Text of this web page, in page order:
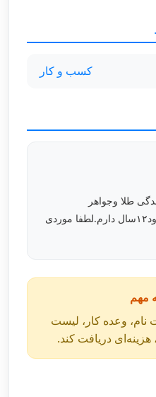
کسب و کار
طلا وجواهر
هستم،وسابقه فروشندگی حدود۱۲سال دارم.لطفا موردی
مهم
نام، وعده کار، لیست
هزینه‌ای دریافت کند.